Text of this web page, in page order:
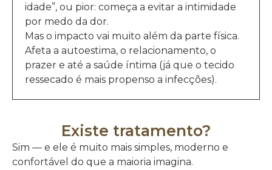
idade”, ou pior: começa a evitar a intimidade
por medo da dor.
Mas o impacto vai muito além da parte física.
Afeta a autoestima, o relacionamento, o
prazer e até a saúde íntima (já que o tecido
ressecado é mais propenso a infecções).
Existe tratamento?
Sim — e ele é muito mais simples, moderno e
confortável do que a maioria imagina.